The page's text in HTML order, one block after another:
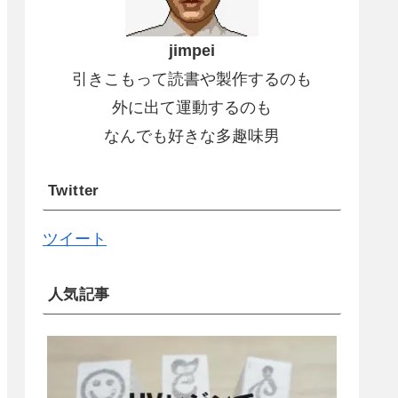
jimpei
引きこもって読書や製作するのも
外に出て運動するのも
なんでも好きな多趣味男
Twitter
ツイート
人気記事